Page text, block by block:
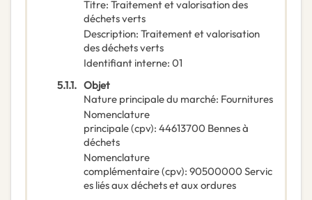
Titre: Traitement et valorisation des
déchets verts
Description: Traitement et valorisation
des déchets verts
Identifiant interne: 01
5.1.1. Objet
Nature principale du marché: Fournitures
Nomenclature
principale(cpv): 44613700 Bennes à
déchets
Nomenclature
complémentaire(cpv): 90500000 Servic
es liés aux déchets et aux ordures